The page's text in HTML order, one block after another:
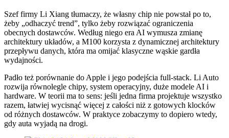
Szef firmy Li Xiang tłumaczy, że własny chip nie powstał po to,
żeby „odhaczyć trend”, tylko żeby rozwiązać ograniczenia
obecnych dostawców. Według niego era AI wymusza zmianę
architektury układów, a M100 korzysta z dynamicznej architektury
przepływu danych, która ma omijać klasyczne wąskie gardła
wydajności.
Padło też porównanie do Apple i jego podejścia full-stack. Li Auto
rozwija równolegle chipy, system operacyjny, duże modele AI i
hardware. W teorii ma to sens: jeśli jedna firma projektuje wszystko
razem, łatwiej wycisnąć więcej z całości niż z gotowych klocków
od różnych dostawców. W praktyce zobaczymy to dopiero wtedy,
gdy auta wyjadą na drogi.